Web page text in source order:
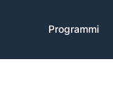
Programmi